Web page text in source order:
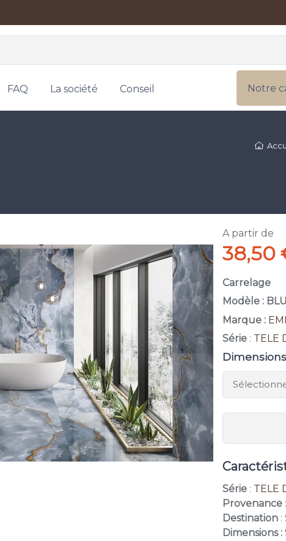
FAQ La société Conseil Notre
A partir de
38,50
Carrelage
Modèle :
Marque :
Série : TELE
Dimensions
Série : TELE
Provenance
Destination :
Dimensions